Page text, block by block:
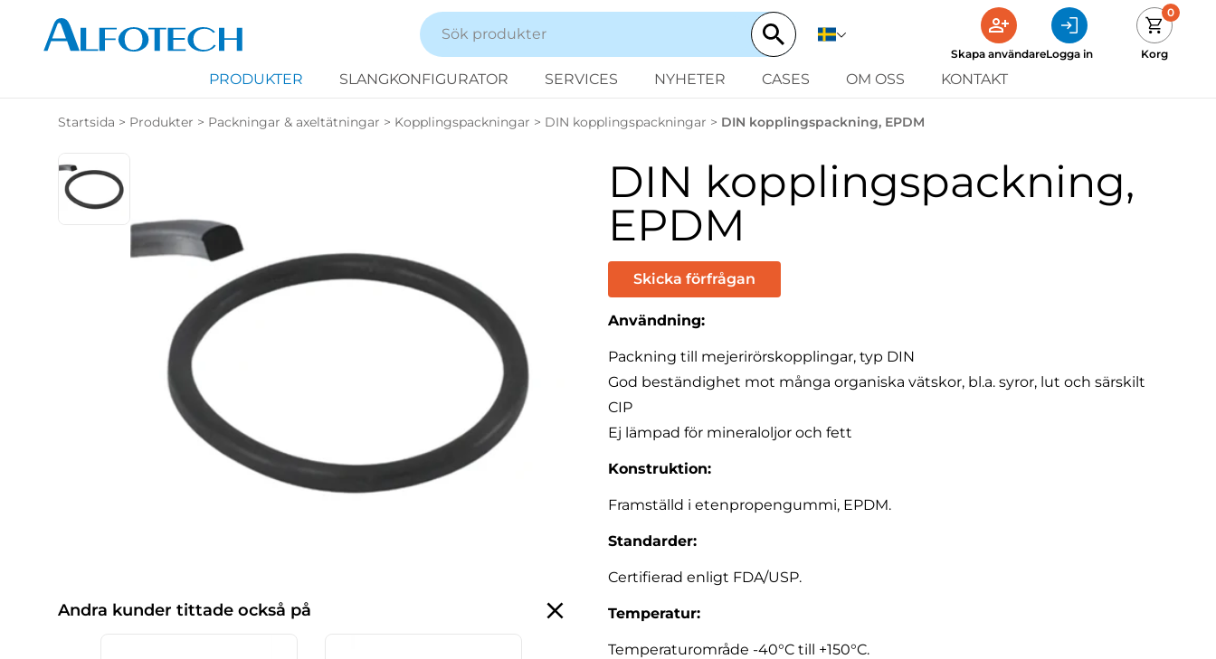
Skapa användareLogga in
0
Korg
PRODUKTER SLANGKONFIGURATOR SERVICES NYHETER CASES OM OSS KONTAKT
Startsida > Produkter > Packningar & axeltätningar > Kopplingspackningar > DIN kopplingspackningar > DIN kopplingspackning, EPDM
Andra kunder tittade också på
DIN kopplingspackning,
EPDM
Skicka förfrågan
Användning:
Packning till mejerirörskopplingar, typ DIN
God beständighet mot många organiska vätskor, bl.a. syror, lut och särskilt
CIP
Ej lämpad för mineraloljor och fett
Konstruktion:
Framställd i etenpropengummi, EPDM.
Standarder:
Certifierad enligt FDA/USP.
Temperatur:
Temperaturområde -40°C till +150°C.